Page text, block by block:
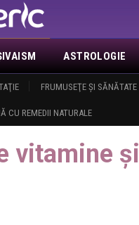
ANUNŢURI DESPRE NOI
ASTROLOGIE
FRUMUSEŢE ŞI SĂNĂTATE
CU REMEDII NATURALE
Mango: sursă de vitamine și
vitamine